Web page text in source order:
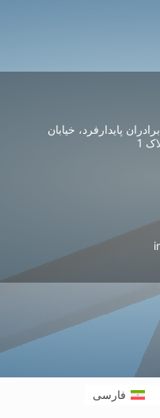
پایدارفرد، خیابان
1
فارسی